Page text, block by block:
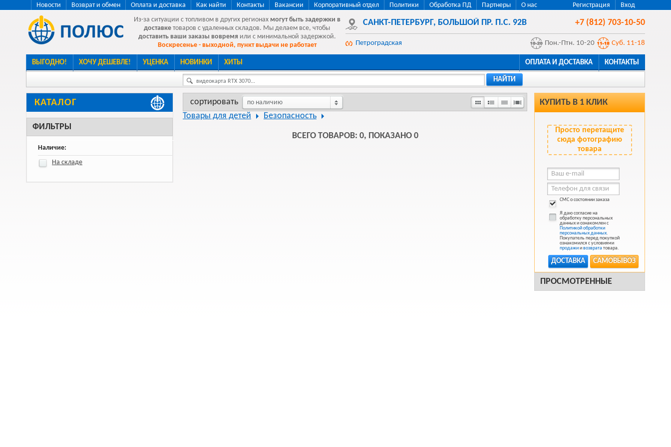
Регистрация Вход
Новости Возврат и обмен Оплата и доставка Как найти Контакты Вакансии Корпоративный отдел Политики Обработка ПД Партнеры
О нас
Из-за ситуации с топливом в других регионах могут быть задержки в
доставке товаров с удаленных складов. Мы делаем все, чтобы
доставить ваши заказы вовремя или с минимальной задержкой.
Воскресенье - выходной, пункт выдачи не работает
САНКТ-ПЕТЕРБУРГ, БОЛЬШОЙ ПР. П.С. 92В +7 (812) 703-10-50
Петроградская Пон.-Птн. 10-20 Суб. 11-18
ВЫГОДНО! ХОЧУ ДЕШЕВЛЕ! УЦЕНКА НОВИНКИ ХИТЫ ОПЛАТА И ДОСТАВКА КОНТАКТЫ
видеокарта RTX 3070... НАЙТИ
КАТАЛОГ
ФИЛЬТРЫ
Наличие:
На складе
КУПИТЬ В 1 КЛИК
Просто перетащите
сюда фотографию
товара
СМС о состоянии заказа
Я даю согласие на
обработку персональных
данных и ознакомлен с
Политикой обработки
персональных данных.
Покупатель перед покупкой
ознакомился с условиями
продажиивозврататовара.
САМОВЫВОЗ
ДОСТАВКА
ПРОСМОТРЕННЫЕ
сортировать по наличию
Товары для детей Безопасность
ВСЕГО ТОВАРОВ: 0, ПОКАЗАНО 0